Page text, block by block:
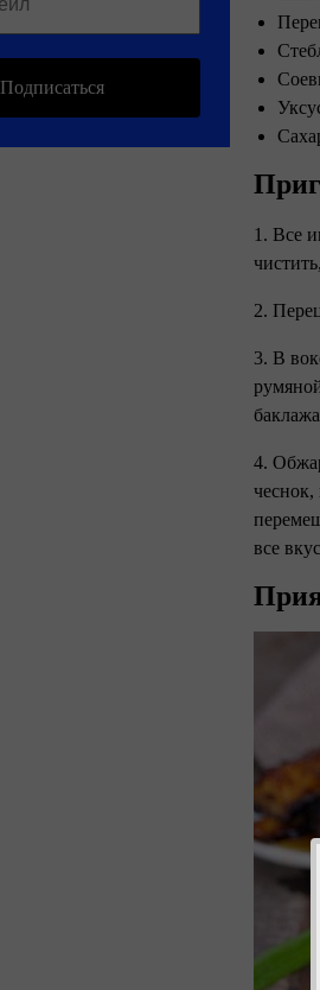
Подписаться
1. Все
2.
3. В
4.
все